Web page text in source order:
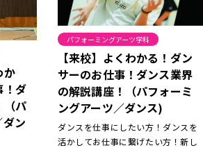
か
！ダ
（パ
ン
パフォーミングアーツ学科
【来校】よくわかる！ダン
サーのお仕事！ダンス業界
の解説講座！（パフォーミ
ングアーツ／ダンス)
ダンスを仕事にしたい方！ダンスを
活かしてお仕事に繋げたい方！新し